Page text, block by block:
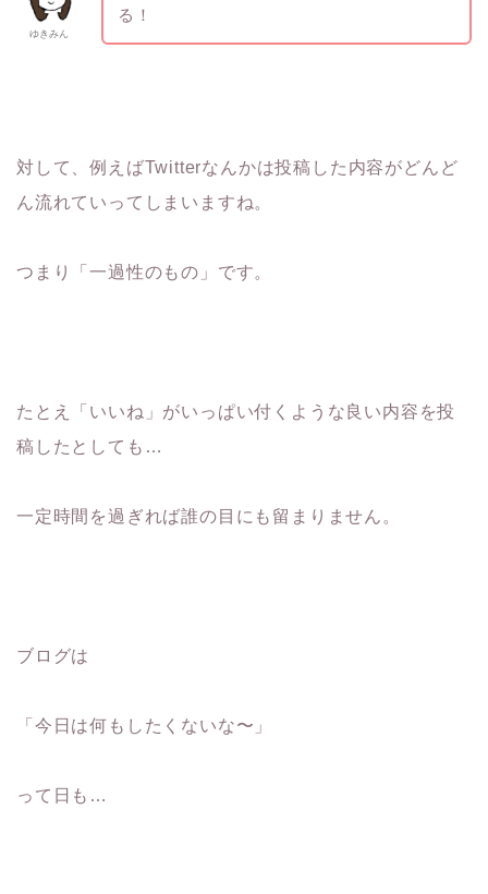
ゆきみん
る！
対して、例えばTwitterなんかは投稿した内容がどんど
ん流れていってしまいますね。
つまり「一過性のもの」です。
たとえ「いいね」がいっぱい付くような良い内容を投
稿したとしても…
一定時間を過ぎれば誰の目にも留まりません。
ブログは
「今日は何もしたくないな〜」
って日も…